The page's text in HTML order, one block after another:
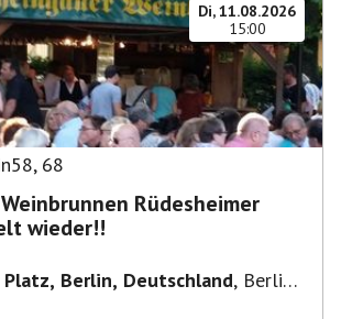
Di, 11.08.2026
15:00
, 68
Rüdesheimer
wieder!!
Platz, Berlin, Deutschland, Berlin-